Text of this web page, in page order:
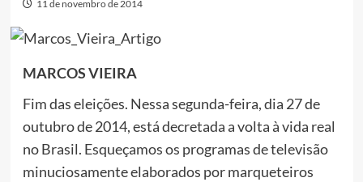
11 de novembro de 2014
MARCOS VIEIRA
Fim das eleições. Nessa segunda-feira, dia 27 de
outubro de 2014, está decretada a volta à vida real
no Brasil. Esqueçamos os programas de televisão
minuciosamente elaborados por marqueteiros